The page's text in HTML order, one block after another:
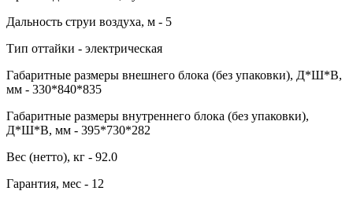
Дальность струи воздуха, м - 5
Тип оттайки - электрическая
Габаритные размеры внешнего блока (без упаковки), Д*Ш*В,
мм - 330*840*835
Габаритные размеры внутреннего блока (без упаковки),
Д*Ш*В, мм - 395*730*282
Вес (нетто), кг - 92.0
Гарантия, мес - 12